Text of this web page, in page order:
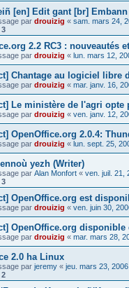
[en] Edit gant [br] Embann
par drouizig « sam. mars 24,
3
2.2 RC3 : nouveautés
par drouizig « lun. mars 12,
Chantage au logiciel libre
par drouizig « mar. janv. 16,
Le ministère de l'agri opte
par drouizig « ven. janv. 12,
OpenOffice.org 2.0.4:
par drouizig « lun. sept. 25,
yezh (Writer)
par Alan Monfort « ven. juil. 21,
3
OpenOffice.org est
par drouizig « ven. juin 30,
OpenOffice.org disponible
par drouizig « mar. mars 28,
2.0 ha Linux
par jeremy « jeu. mars 23,
2